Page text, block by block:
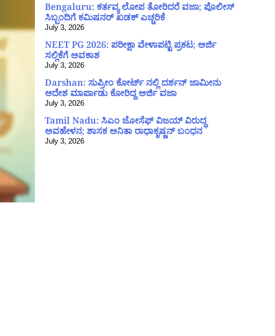
Bengaluru: ಕರ್ತವ್ಯ ಲೋಪ ತೋರಿದರೆ ವಜಾ; ಪೊಲೀಸ್
ಸಿಬ್ಬಂದಿಗೆ ಕಮಿಷನರ್ ಖಡಕ್ ಎಚ್ಚರಿಕೆ
July 3, 2026
NEET PG 2026: ಪರೀಕ್ಷಾ ವೇಳಾಪಟ್ಟಿ ಪ್ರಕಟ; ಅರ್ಜಿ
ಸಲ್ಲಿಕೆಗೆ ಅವಕಾಶ
July 3, 2026
Darshan: ಸುಪ್ರೀಂ ಕೋರ್ಟ್ ನಲ್ಲಿ ದರ್ಶನ್ ಜಾಮೀನು
ಆದೇಶ ಮಾರ್ಪಾಡು ಕೋರಿದ್ದ ಅರ್ಜಿ ವಜಾ
July 3, 2026
Tamil Nadu: ಸಿಎಂ ಜೋಸೆಫ್ ವಿಜಯ್ ವಿರುದ್ಧ
ಅವಹೇಳನ; ಶಾಸಕ ಅನಿತಾ ರಾಧಾಕೃಷ್ಣನ್ ಬಂಧನ
July 3, 2026